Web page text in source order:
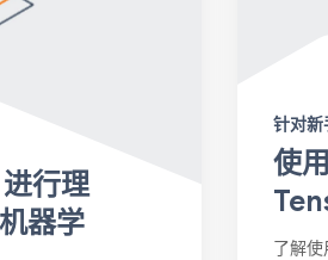
行理
器学
针对新
使
了解使